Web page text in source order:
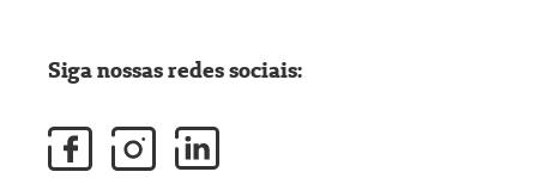
Siga nossas redes sociais: